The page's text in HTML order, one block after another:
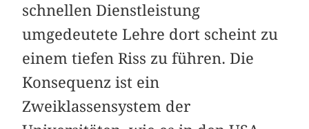
schnellen Dienstleistung
umgedeutete Lehre dort scheint zu
einem tiefen Riss zu führen. Die
Konsequenz ist ein
Zweiklassensystem der